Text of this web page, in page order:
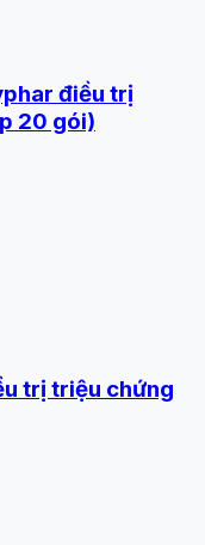
điều trị
20 gói)
trị triệu chứng